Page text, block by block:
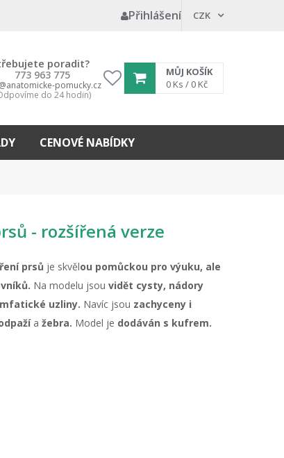
Přihlášení CZK
poradit?
773 963 775
pomucky.cz
do 24 hodin)
My
wishlist
MŮJ KOŠÍK
0 Ks / 0 Kč
CENOVÉ NABÍDKY
- rozšířená verze
prsů je skvělou pomůckou pro výuku, ale
Na modelu jsou vidět cysty, nádory
uzliny. Navíc jsou zachyceny i
a žebra. Model je dodáván s kufrem.